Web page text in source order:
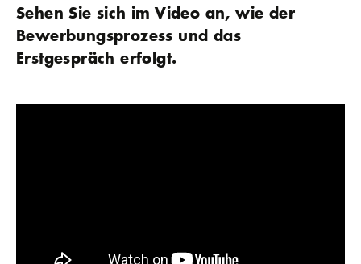
Sehen Sie sich im Video an, wie der
Bewerbungsprozess und das
Erstgespräch erfolgt.